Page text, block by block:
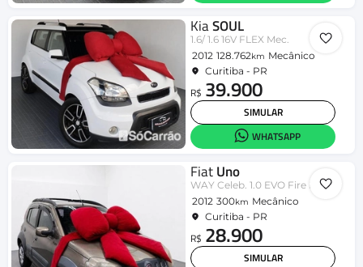
KiaSOUL
1.6/ 1.6 16V FLEX Mec.
2012 128.762km Mecânico
Curitiba - PR
R$ 39.900
SIMULAR
WHATSAPP
FiatUno
WAY Celeb. 1.0 EVO Fire Flex 8V 5p
2012 300km Mecânico
Curitiba - PR
R$ 28.900
SIMULAR